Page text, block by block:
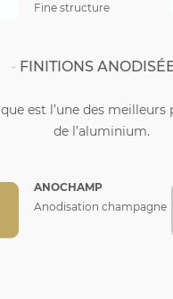
Fine structure
FINITIONS
est l’une des
de l’aluminium.
ANOCHAMP
Anodisation champagne